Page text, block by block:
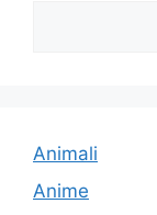
Animali
Anime